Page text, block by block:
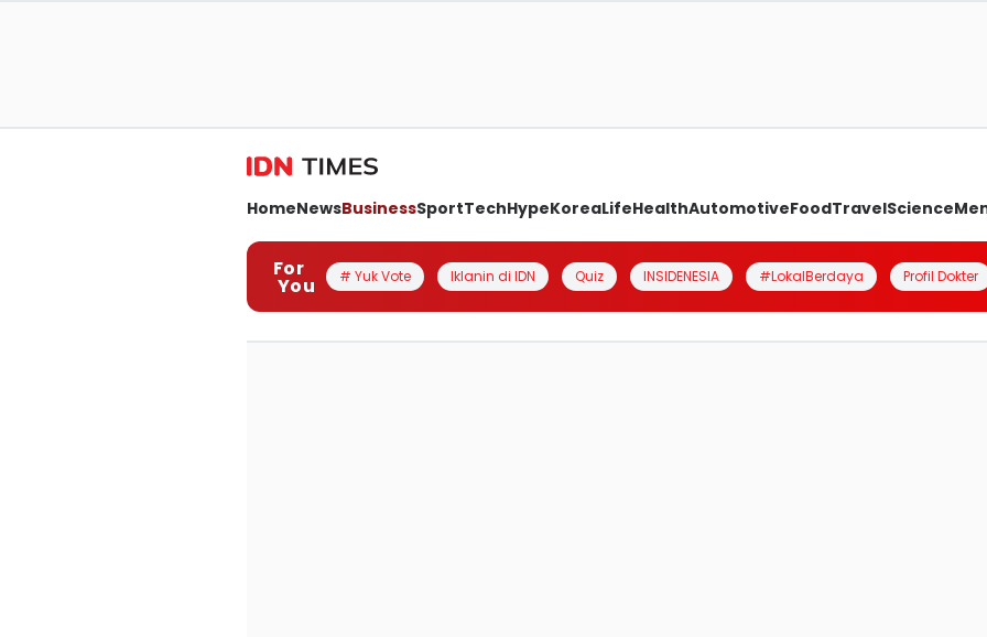
HomeNewsBusinessSportTechHypeKoreaLifeHealthAutomotiveFoodTravelScience
For
You # Yuk Vote Iklanin di IDN Quiz INSIDENESIA #LokalBerdaya Profil Dokter